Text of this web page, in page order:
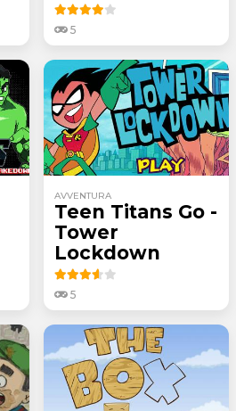
5
AVVENTURA
Teen Titans Go -
Tower
Lockdown
5